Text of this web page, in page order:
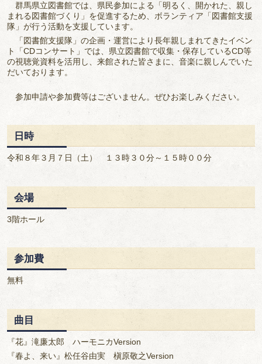
群馬県立図書館では、県民参加による「明るく、開かれた、親し
まれる図書館づくり」を促進するため、ボランティア「図書館支援
隊」が行う活動を支援しています。
「図書館支援隊」の企画・運営により長年親しまれてきたイベン
ト「CDコンサート」では、県立図書館で収集・保存しているCD等
の視聴覚資料を活用し、来館された皆さまに、音楽に親しんでいた
だいております。
参加申請や参加費等はございません。ぜひお楽しみください。
日時
令和８年３月７日（土） １３時３０分～１５時００分
会場
3階ホール
参加費
無料
曲目
『花』滝廉太郎 ハーモニカVersion
『春よ、来い』松任谷由実 槇原敬之Version